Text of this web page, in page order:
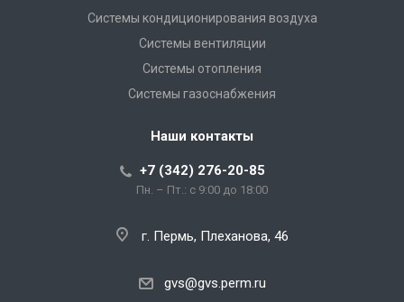
Системы кондиционирования воздуха
Системы вентиляции
Системы отопления
Системы газоснабжения
Наши контакты
+7 (342) 276-20-85
Пн. – Пт.: с 9:00 до 18:00
г. Пермь, Плеханова, 46
gvs@gvs.perm.ru